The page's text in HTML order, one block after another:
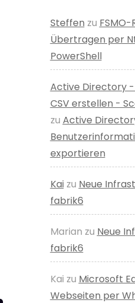
Steffen zu FSMO-
Übertragen per
PowerShell
Active Directory -
CSV erstellen -
zu Active
exportieren
Kaizu Neue
fabrik6
Marian zu Neue
fabrik6
Kai zu Microsoft
Webseiten per